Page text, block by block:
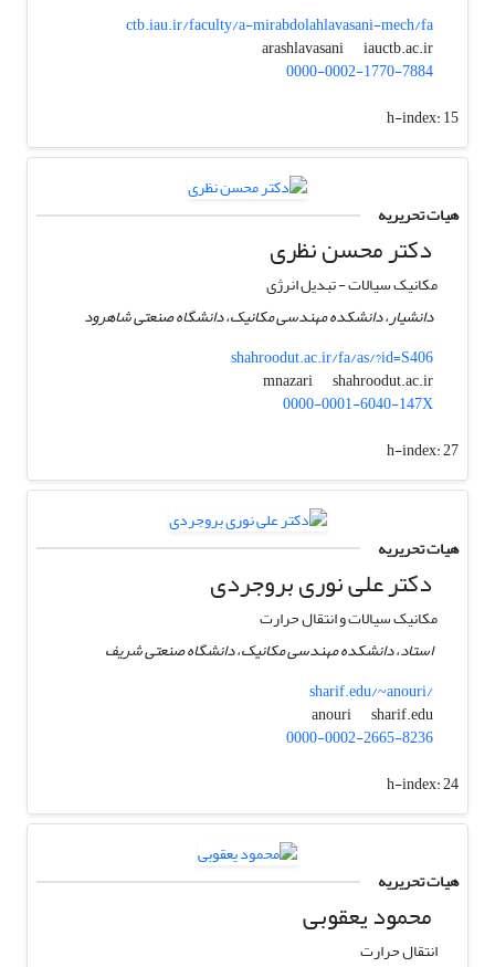
ctb.iau.ir/faculty/a-mirabdolahlavasani-mech/fa
arashlavasani
iauctb.ac.ir
0000-0002-1770-7884
h-index:15
هیات تحریریه
دکتر محسن نظری
مکانیک سیالات - تبدیل انرژی
دانشیار، دانشکده مهندسی مکانیک، دانشگاه صنعتی شاهرود
shahroodut.ac.ir/fa/as/?id=S406
mnazari
shahroodut.ac.ir
0000-0001-6040-147X
h-index:27
هیات تحریریه
دکتر علی نوری بروجردی
مکانیک سیالات و انتقال حرارت
استاد، دانشکده مهندسی مکانیک، دانشگاه صنعتی شریف
sharif.edu/~anouri/
anouri
sharif.edu
0000-0002-2665-8236
h-index:24
هیات تحریریه
محمود یعقوبی
انتقال حرارت